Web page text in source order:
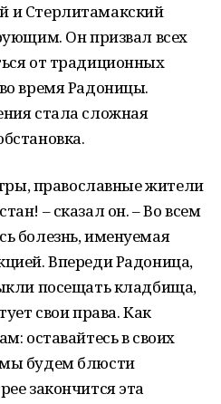
и Стерлитамакский
Он призвал всех
от традиционных
время Радоницы.
стала сложная
православные жители
– сказал он. – Во всем
болезнь, именуемая
Впереди Радоница,
посещать кладбища,
свои права. Как
оставайтесь в своих
будем блюсти
закончится эта